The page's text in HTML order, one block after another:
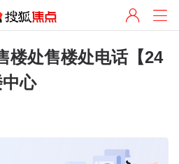
楼处售楼处电话【24
心